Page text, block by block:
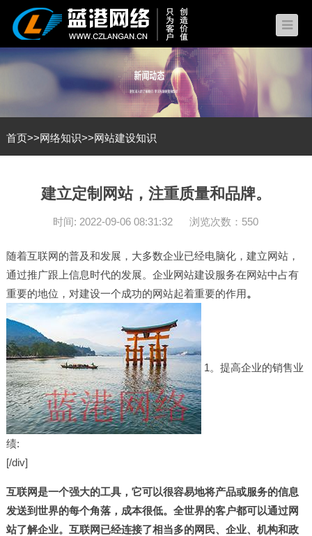
首页>>网络知识>>网站建设知识
建立定制网站，注重质量和品牌。
时间: 2022-09-06 08:31:32 浏览次数：550
随着互联网的普及和发展，大多数企业已经电脑化，建立网站，
通过推广跟上信息时代的发展。企业网站建设服务在网站中占有
重要的地位，对建设一个成功的网站起着重要的作用。
1。提高企业的销售业
绩:
[/div]
互联网是一个强大的工具，它可以很容易地将产品或服务的信息
发送到世界的每个角落，成本很低。全世界的客户都可以通过网
站了解企业。互联网已经连接了相当多的网民、企业、机构和政